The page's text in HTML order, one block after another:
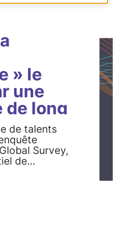
» le
une
de long
et de
de talents
Survey,
de…